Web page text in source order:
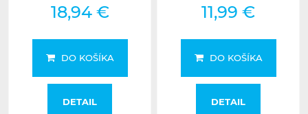
18,94 €
DO KOŠÍKA
DETAIL
11,99 €
DO KOŠÍKA
DETAIL